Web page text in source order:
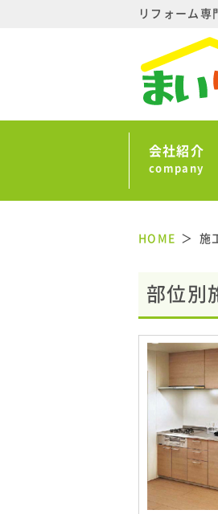
リフォーム専
会社紹介
company
HOME 施
部位別